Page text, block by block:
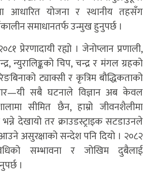
आधारित योजना र स्थानीय तहसँग
समाधानतर्फ उन्मुख हुनुपर्छ ।
प्रेरणादायी रह्यो । जेनोप्लान प्रणाली,
न्युरालिङ्कको चिप, चन्द्र र मंगल ग्रहको
ट्याक्सी र कृत्रिम बौद्धिकताको
सबै घटनाले विज्ञान अब केवल
सीमित छैन, हाम्रो जीवनशैलीमा
देखायो तर क्राउडस्ट्राइक सटडाउनले
असुरक्षाको सन्देश पनि दियो । २०८२
सम्भावना र जोखिम दुबैलाई
।